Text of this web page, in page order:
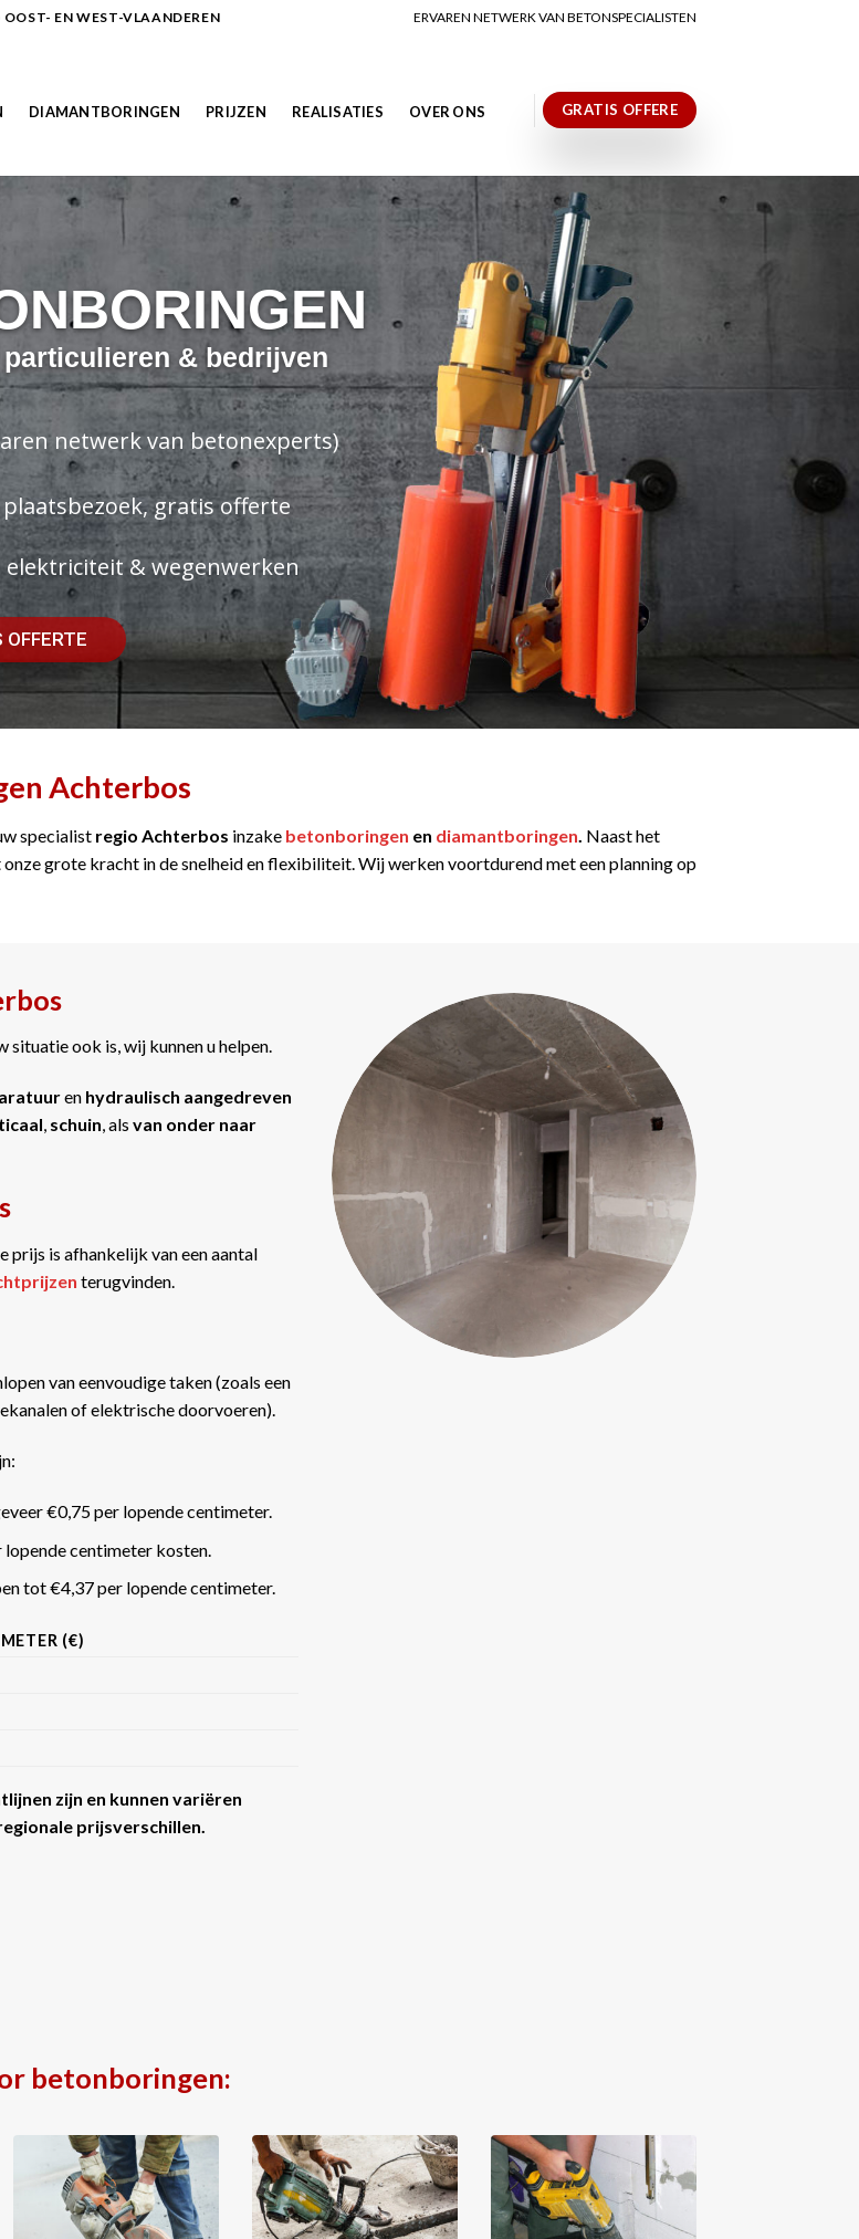
EN WEST-VLAANDEREN ERVAREN NETWERK VAN BETONSPECIALISTEN
DIAMANTBORINGEN PRIJZEN REALISATIES OVER ONS GRATIS OFFERE
& bedrijven
netwerk van betonexperts)
gratis offerte
& wegenwerken
OFFERTE
Achterbos
specialist regio Achterbos inzake betonboringen en diamantboringen Naast het
grote kracht in de snelheid en flexibiliteit. Wij werken voortdurend met een planning op
situatie ook is, wij kunnen u helpen.
en hydraulisch aangedreven
, schuin, als van onder naar
prijs is afhankelijk van een aantal
terugvinden.
van eenvoudige taken (zoals een
of elektrische doorvoeren).
€0,75 per lopende centimeter.
centimeter kosten.
tot €4,37 per lopende centimeter​​.
(€)
zijn en kunnen variëren
prijsverschillen.
betonboringen: